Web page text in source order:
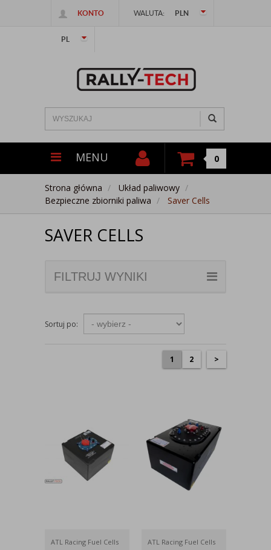
KONTO WALUTA: PLN
PL
MENU 0
Strona główna
Układ paliwowy
Bezpieczne zbiorniki paliwa
Saver Cells
SAVER CELLS
FILTRUJ WYNIKI
Sortuj po:
1 2 >
ATL Racing Fuel Cells ATL Racing Fuel Cells